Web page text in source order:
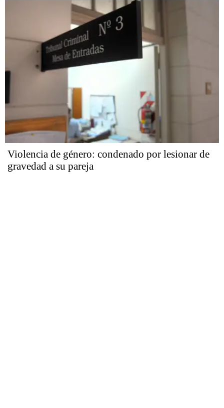
Violencia de género: condenado por lesionar de
gravedad a su pareja